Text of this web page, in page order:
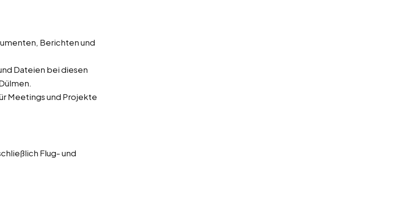
Berichten und
Dateien bei diesen
Meetings und Projekte
Flug- und